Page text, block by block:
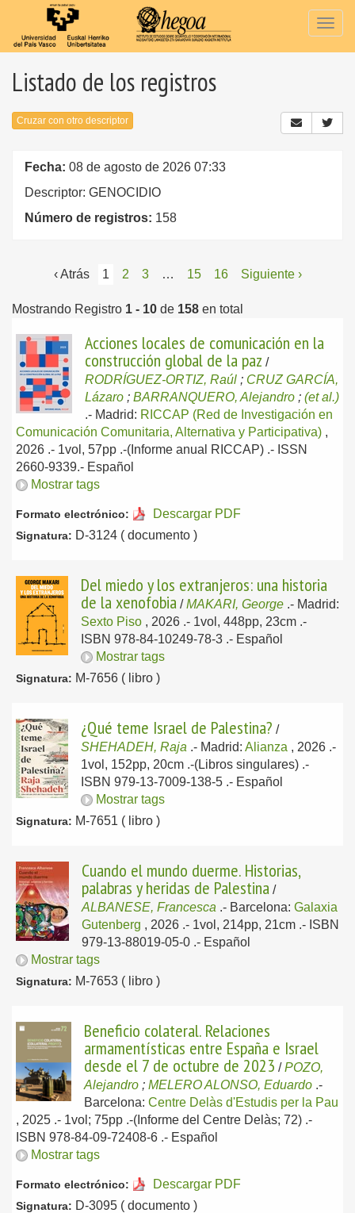
Listado de los registros
Cruzar con otro descriptor
Fecha: 08 de agosto de 2026 07:33
Descriptor: GENOCIDIO
Número de registros: 158
‹ Atrás 1 2 3 … 15 16 Siguiente ›
Mostrando Registro 1 - 10 de 158 en total
Acciones locales de comunicación en la
construcción global de la paz /
RODRÍGUEZ-ORTIZ, Raúl ; CRUZ GARCÍA,
Lázaro ; BARRANQUERO, Alejandro ; (et al.)
.- Madrid: RICCAP (Red de Investigación en
Comunicación Comunitaria, Alternativa y Participativa) ,
2026 .- 1vol, 57pp .-(Informe anual RICCAP) .- ISSN
2660-9339.- Español
Mostrar tags
Formato electrónico: Descargar PDF
Signatura: D-3124 ( documento )
Del miedo y los extranjeros: una historia
de la xenofobia /MAKARI, George .- Madrid:
Sexto Piso , 2026 .- 1vol, 448pp, 23cm .-
ISBN 978-84-10249-78-3 .- Español
Mostrar tags
Signatura: M-7656 ( libro )
¿Qué teme Israel de Palestina? /
SHEHADEH, Raja .- Madrid: Alianza , 2026 .-
1vol, 152pp, 20cm .-(Libros singulares) .-
ISBN 979-13-7009-138-5 .- Español
Mostrar tags
Signatura: M-7651 ( libro )
Cuando el mundo duerme. Historias,
palabras y heridas de Palestina /
ALBANESE, Francesca .- Barcelona: Galaxia
Gutenberg , 2026 .- 1vol, 214pp, 21cm .- ISBN
979-13-88019-05-0 .- Español
Mostrar tags
Signatura: M-7653 ( libro )
Beneficio colateral. Relaciones
armamentísticas entre España e Israel
desde el 7 de octubre de 2023 /POZO,
Alejandro ; MELERO ALONSO, Eduardo .-
Barcelona: Centre Delàs d'Estudis per la Pau
, 2025 .- 1vol; 75pp .-(Informe del Centre Delàs; 72) .-
ISBN 978-84-09-72408-6 .- Español
Mostrar tags
Formato electrónico: Descargar PDF
Signatura: D-3095 ( documento )